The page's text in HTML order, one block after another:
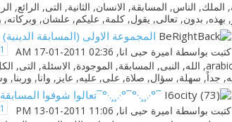
المجموعة الاولى (المسابقة الدينية)
كتبت بواسطة اميرة حبى انا‏, 17-01-2011 02:36 AM
1
¯°·.¸¸.·°¯°·.¸¸.·°¯تعالوا شوفوا
كتبت بواسطة اميرة حبى انا‏, 13-01-2011 11:06 PM
1